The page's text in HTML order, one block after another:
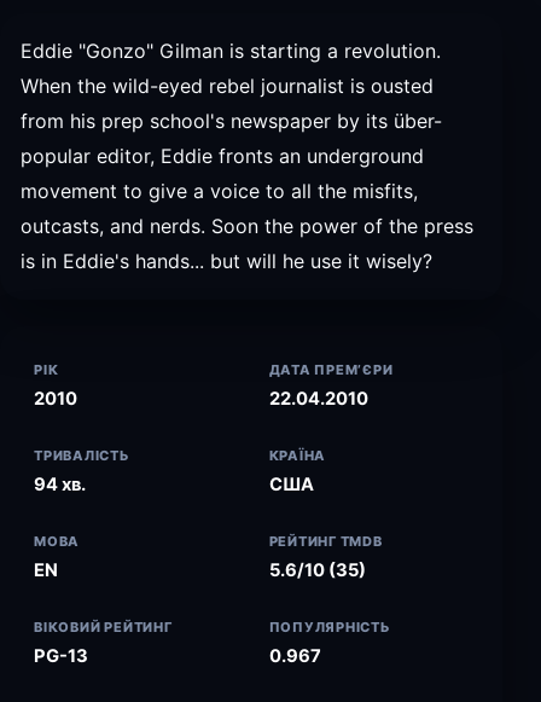
Eddie "Gonzo" Gilman is starting a revolution.
When the wild-eyed rebel journalist is ousted
from his prep school's newspaper by its über-
popular editor, Eddie fronts an underground
movement to give a voice to all the misfits,
outcasts, and nerds. Soon the power of the press
is in Eddie's hands... but will he use it wisely?
РІК
2010
ДАТА ПРЕМ’ЄРИ
22.04.2010
ТРИВАЛІСТЬ
94 хв.
КРАЇНА
США
МОВА
EN
РЕЙТИНГ TMDB
5.6/10 (35)
ВІКОВИЙ РЕЙТИНГ
PG-13
ПОПУЛЯРНІСТЬ
0.967